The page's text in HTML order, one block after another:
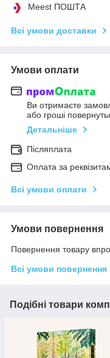
Meest ПОШТА
Всі умови доставки
Умови оплати
Ви отримаєте
або гроші
Детальніше
Післяплата
Оплата за
Всі умови оплати
Умови повернення
Повернення товару
Всі умови повернення
Подібні товари